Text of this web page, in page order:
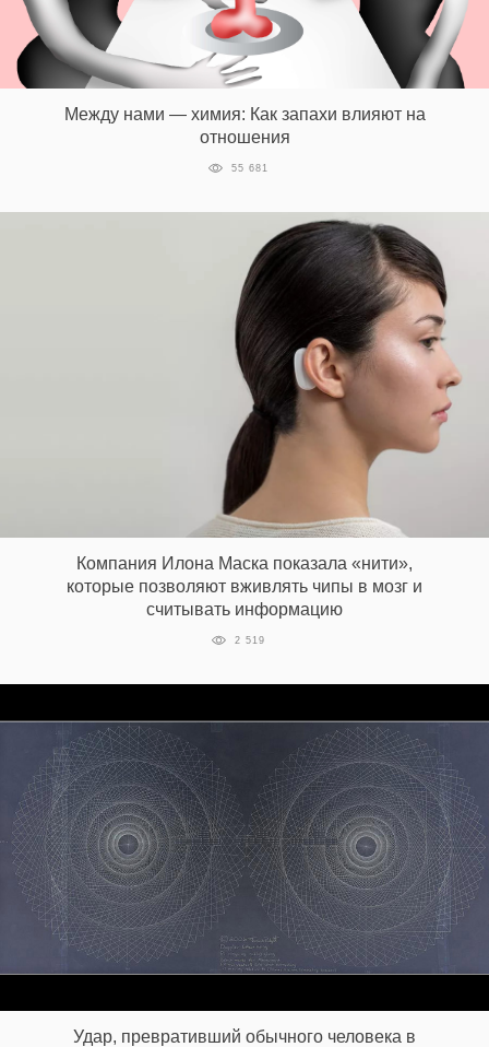
Между нами — химия: Как запахи влияют на
отношения
55 681
Компания Илона Маска показала «нити»,
которые позволяют вживлять чипы в мозг и
считывать информацию
2 519
Удар, превративший обычного человека в